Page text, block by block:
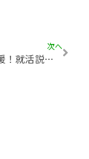
次へ
「就活応援！就活説明交流会」参加者募集のお知らせ（主催：ジョブカフェ北海道）